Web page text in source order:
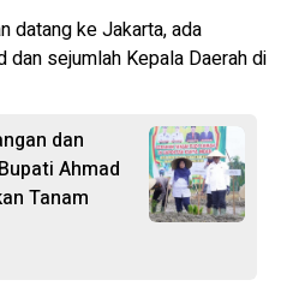
datang ke Jakarta, ada
dan sejumlah Kepala Daerah di
dan
Ahmad
Tanam